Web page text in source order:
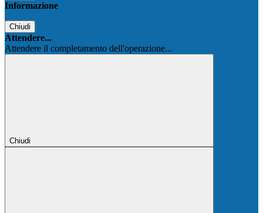
Informazione
Chiudi
Attendere...
Attendere il completamento dell'operazione...
Chiudi